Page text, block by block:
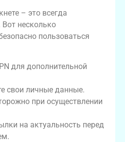
– это всегда
несколько
пользоваться
для дополнительной
свои личные данные.
при осуществлении
на актуальность перед